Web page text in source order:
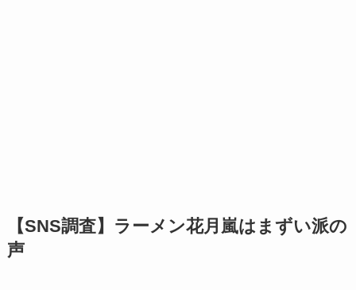
【SNS調査】ラーメン花月嵐はまずい派の
声